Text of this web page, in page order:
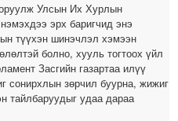
Улсын Их Хурлын
эрх баригчид энэ
түүхэн шинэчлэл хэмээн
болно, хууль тогтоох үйл
Засгийн газартаа илүү
сонирхлын зөрчил буурна, жижиг
тайлбаруудыг удаа дараа